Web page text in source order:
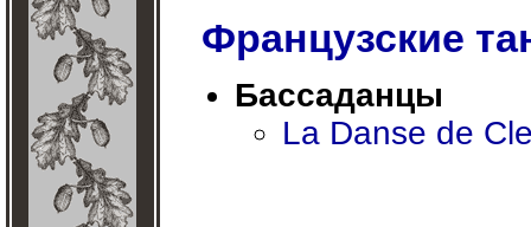
Французские
Бассаданцы
La Danse de